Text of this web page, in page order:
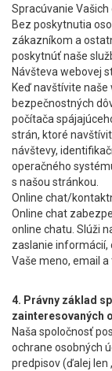
Spracúvanie Vašich
Bez poskytnutia
zákazníkom a
poskytnúť naše
Návšteva webovej
Keď navštívite naše
bezpečnostných
počítača
strán, ktoré
návštevy,
operačného
s našou stránkou.
Online chat/
Online chat
online chatu. Slúži
zaslanie
Vaše meno, email a
4. Právny základ
zainteresovaných
Naša spoločnosť
ochrane osobných
predpisov (ďalej len